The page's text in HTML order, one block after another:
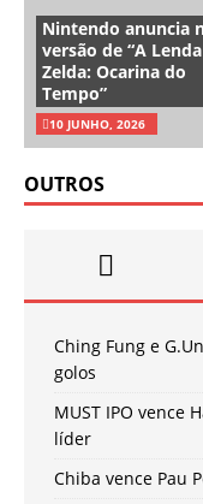
Nintendo anuncia
versão de “A
Zelda: Ocarina do
Tempo”
10 JUNHO, 2026
OUTROS
Ching Fung e
golos
MUST IPO vence
líder
Chiba vence Pau